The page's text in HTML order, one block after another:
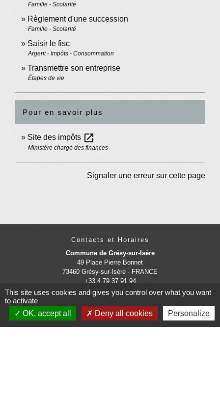
Famille - Scolarité
Règlement d'une succession
Famille - Scolarité
Saisir le fisc
Argent - Impôts - Consommation
Transmettre son entreprise
Étapes de vie
Pour en savoir plus
Site des impôts open_in_new
Ministère chargé des finances
Signaler une erreur sur cette page
Contacts et Horaires
Commune de Grésy-sur-Isère
49 Place Pierre Bonnet
73460 Grésy-sur-Isère - FRANCE
+33 4 79 37 91 94
Contact par formulaire
This site uses cookies and gives you control over what you want
to activate
OK, accept all
Deny all cookies Personalize